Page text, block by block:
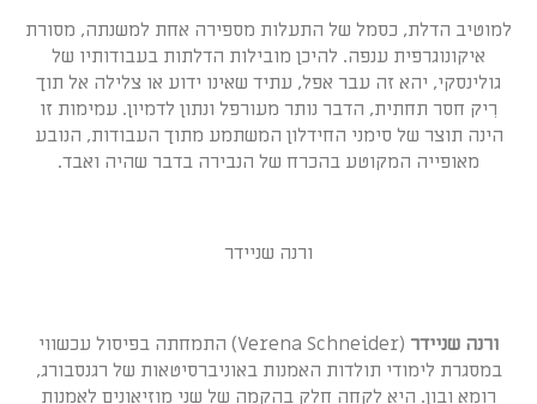
למוטיב הדלת, כסמל של התעלות מספירה אחת למשנתה, מסורת
איקונוגרפית ענפה. להיכן מובילות הדלתות בעבודותיו של
גולינסקי, יהא זה עבר אפל, עתיד שאינו ידוע או צלילה אל תוך
רִיק חסר תחתית, הדבר נותר מעורפל ונתון לדמיון. עמימות זו
הינה תוצר של סימני החידלון המשתמע מתוך העבודות, הנובע
מאופייה המקוטע בהכרח של הנבירה בדבר שהיה ואבד.
ורנה שניידר
ורנה שניידר
(Verena Schneider) התמחתה בפיסול עכשווי
במסגרת לימודי תולדות האמנות באוניברסיטאות של רגנסבורג,
רומא ובון. היא לקחה חלק בהקמה של שני מוזיאונים לאמנות